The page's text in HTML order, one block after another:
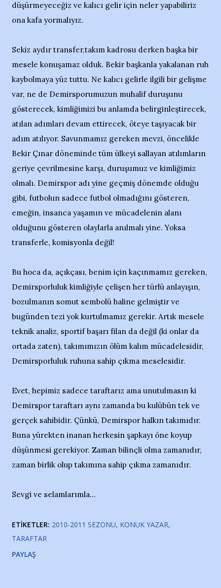
düşürmeyeceğiz ve kalıcı gelir için neler yapabiliriz
ona kafa yormalıyız.
Sekiz aydır transfer,takım kadrosu derken başka bir
mesele konuşamaz olduk. Bekir başkanla yakalanan ruh
kaybolmaya yüz tuttu. Ne kalıcı gelirle ilgili bir gelişme
var, ne de Demirsporumuzun muhalif duruşunu
gösterecek, kimliğimizi bu anlamda belirginleştirecek,
atılan adımları devam ettirecek, öteye taşıyacak bir
adım atılıyor. Savunmamız gereken mevzi, öncelikle
Bekir Çınar döneminde tüm ülkeyi sallayan atılımların
geriye çevrilmesine karşı, duruşumuz ve kimliğimiz
olmalı. Demirspor adı yine geçmiş dönemde olduğu
gibi, futbolun sadece futbol olmadığını gösteren,
emeğin, insanca yaşamın ve mücadelenin alanı
olduğunu gösteren olaylarla anılmalı yine. Yoksa
transferle, komisyonla değil!
Bu hoca da, açıkçası, benim için kaçınmamız gereken,
Demirsporluluk kimliğiyle çelişen her türlü anlayışın,
bozulmanın somut sembolü haline gelmiştir ve
bugünden tezi yok kurtulmamız gerekir. Artık mesele
teknik analiz, sportif başarı filan da değil (ki onlar da
ortada zaten), takımımızın ölüm kalım mücadelesidir,
Demirsporluluk ruhuna sahip çıkma meselesidir.
Evet, hepimiz sadece taraftarız ama unutulmasın ki
Demirspor taraftarı aynı zamanda bu kulübün tek ve
gerçek sahibidir. Çünkü, Demirspor halkın takımıdır.
Buna yürekten inanan herkesin şapkayı öne koyup
düşünmesi gerekiyor. Zaman bilinçli olma zamanıdır,
zaman birlik olup takımına sahip çıkma zamanıdır.
Sevgi ve selamlarımla...
ETIKETLER: 2010-2011 SEZONU KONUK YAZAR
TARAFTAR
PAYLAŞ